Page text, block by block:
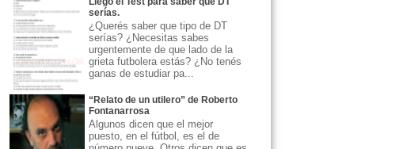
serías.
¿Querés saber que tipo de DT
serías? ¿Necesitas sabes
urgentemente de que lado de la
grieta futbolera estás? ¿No tenés
ganas de estudiar pa...
“Relato de un utilero” de Roberto
Fontanarrosa
Algunos dicen que el mejor
puesto, en el fútbol, es el de